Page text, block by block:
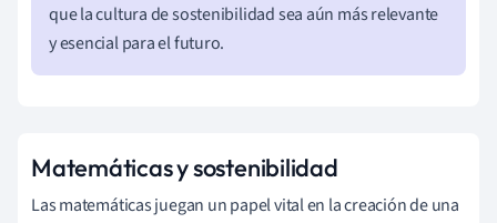
que la cultura de sostenibilidad sea aún más relevante
y esencial para el futuro.
Matemáticas y sostenibilidad
Las matemáticas juegan un papel vital en la creación de una